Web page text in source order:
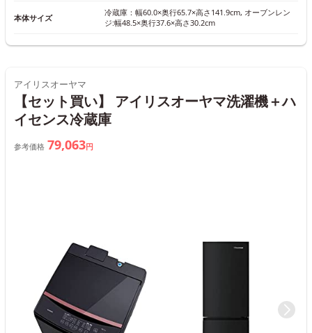
本体サイズ
冷蔵庫：幅60.0×奥行65.7×高さ141.9cm, オーブンレン
ジ:幅48.5×奥行37.6×高さ30.2cm
アイリスオーヤマ
【セット買い】 アイリスオーヤマ洗濯機＋ハ
イセンス冷蔵庫
参考価格 79,063円